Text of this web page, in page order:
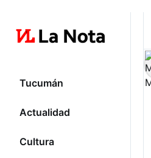
Tucumán
Actualidad
Cultura